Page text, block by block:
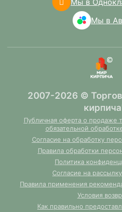
Мы в
Мы в
2007-2026 ©
Публичная оферта о продаже
обязательной
Согласие на обработку
Правила обработки
Политика
Согласие на
Правила применения
Условия
Как правильно